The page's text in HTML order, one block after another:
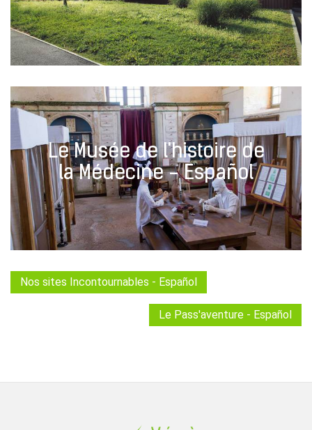
Le Musée de l'histoire de
la Médecine - Español
Nos sites Incontournables - Español
Le Pass'aventure - Español